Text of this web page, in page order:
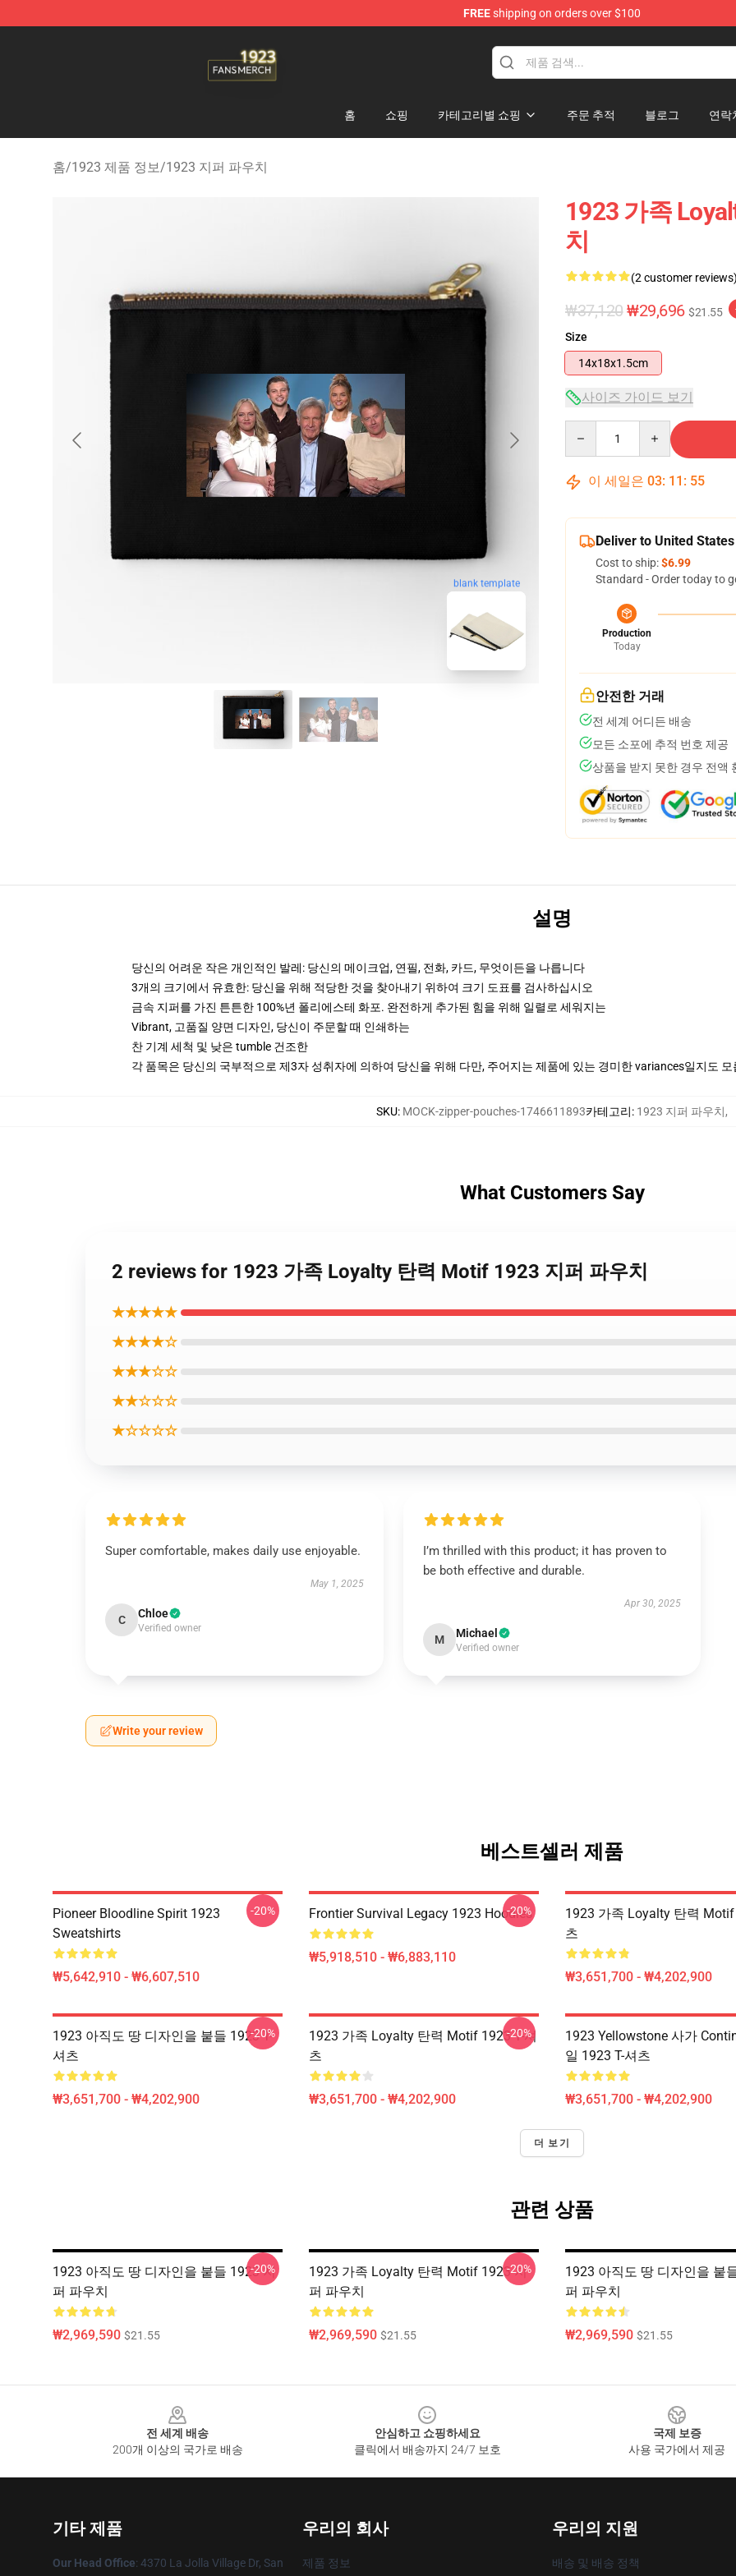
FREEshipping on orders over $100
홈 쇼핑 카테고리별 쇼핑 주문 추적 블로그 연락
홈/1923 제품 정보/1923 지퍼 파우치
blank template
1923 가족
치
(2 customer reviews)
₩37,120₩29,696 $21.55
Size
14x18x1.5cm
사이즈 가이드 보기
이 세일은 03: 11 : 55
Deliver to United States
Cost to ship:$6.99
Standard - Order today to
Production
Today
안전한 거래
전 세계 어디든 배송
모든 소포에 추적 번호 제공
상품을 받지 못한 경우 전액
설명
당신의 어려운 작은 개인적인 발레: 당신의 메이크업, 연필, 전화, 카드, 무엇이든을 나릅니다
3개의 크기에서 유효한: 당신을 위해 적당한 것을 찾아내기 위하여 크기 도표를 검사하십시오
금속 지퍼를 가진 튼튼한 100%년 폴리에스테 화포. 완전하게 추가된 힘을 위해 일렬로 세워지는
Vibrant, 고품질 양면 디자인, 당신이 주문할 때 인쇄하는
찬 기계 세척 및 낮은 tumble 건조한
각 품목은 당신의 국부적으로 제3자 성취자에 의하여 당신을 위해 다만, 주어지는 제품에 있는 경미한 variances일지도
SKU: MOCK-zipper-pouches-1746611893카테고리: 1923 지퍼 파우치,
What Customers Say
2 reviews for 1923 가족 Loyalty 탄력 Motif 1923 지퍼 파우치
★★★★★
★★★★☆
★★★☆☆
★★☆☆☆
★☆☆☆☆
Super comfortable, makes daily use enjoyable.
May 1, 2025
C Chloe
Verified owner
I’m thrilled with this product; it has proven to
be both effective and durable.
Apr 30, 2025
M Michael
Verified owner
Write your review
베스트셀러 제품
Pioneer Bloodline Spirit 1923
Sweatshirts
₩5,642,910 - ₩6,607,510
-20% Frontier Survival Legacy 1923 Hoodies
₩5,918,510 - ₩6,883,110
-20%
1923 가족 Loyalty 탄력 Motif
츠
₩3,651,700 - ₩4,202,900
1923 아직도 땅 디자인을 붙들 1923 T-
셔츠
₩3,651,700 - ₩4,202,900
-20%
1923 가족 Loyalty 탄력 Motif 1923 T-셔
츠
₩3,651,700 - ₩4,202,900
-20%
1923 Yellowstone 사가
일 1923 T-셔츠
₩3,651,700 - ₩4,202,900
더 보기
관련 상품
1923 아직도 땅 디자인을 붙들 1923 지
퍼 파우치
₩2,969,590 $21.55
-20%
1923 가족 Loyalty 탄력 Motif 1923 지
퍼 파우치
₩2,969,590 $21.55
-20%
1923 아직도 땅 디자인을 붙
퍼 파우치
₩2,969,590 $21.55
전 세계 배송
200개 이상의 국가로 배송
안심하고 쇼핑하세요
클릭에서 배송까지 24/7 보호
국제 보증
사용 국가에서 제공
기타 제품
Our Head Office: 4370 La Jolla Village Dr, San
우리의 회사
제품 정보
우리의 지원
배송 및 배송 정책